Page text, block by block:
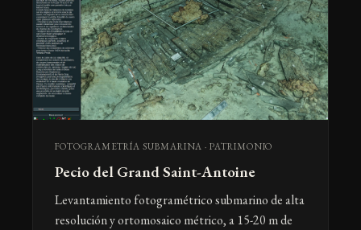
FOTOGRAMETRÍA SUBMARINA · PATRIMONIO
Pecio del Grand Saint-Antoine
Levantamiento fotogramétrico submarino de alta
resolución y ortomosaico métrico, a 15-20 m de